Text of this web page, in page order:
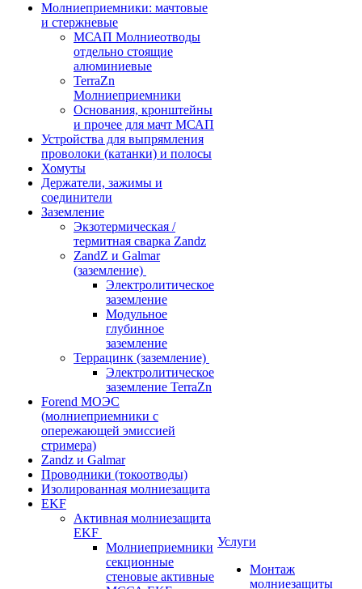
Молниеприемники: мачтовые
и стержневые
МСАП Молниеотводы
отдельно стоящие
алюминиевые
TerraZn
Молниеприемники
Основания, кронштейны
и прочее для мачт МСАП
Устройства для выпрямления
проволоки (катанки) и полосы
Хомуты
Держатели, зажимы и
соединители
Заземление
Экзотермическая /
термитная сварка Zandz
ZandZ и Galmar
(заземление)
Электролитическое
заземление
Модульное
глубинное
заземление
Террацинк (заземление)
Электролитическое
заземление TerraZn
Forend МОЭС
(молниеприемники с
опережающей эмиссией
стримера)
Zandz и Galmar
Проводники (токоотводы)
Изолированная молниезащита
EKF
Активная молниезащита
EKF
Молниеприемники
секционные
стеновые активные
Услуги
Монтаж
молниезащиты